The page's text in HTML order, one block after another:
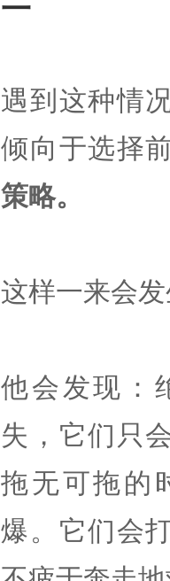
一
遇到这种情
倾向于选择
策略。
这样一来会
他会发现：
失，它们只
拖无可拖的
爆。它们会